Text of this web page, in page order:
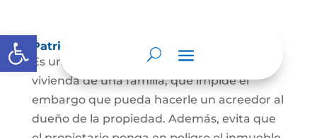
Abrir barra de herramientas
Patrimonio de familia inembargable
Es una clase especial de protección de la
vivienda de una familia, que impide el
embargo que pueda hacerle un acreedor al
dueño de la propiedad. Además, evita que